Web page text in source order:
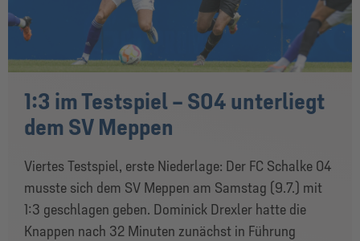
1:3 im Testspiel – S04 unterliegt
dem SV Meppen
Viertes Testspiel, erste Niederlage: Der FC Schalke 04
musste sich dem SV Meppen am Samstag (9.7.) mit
1:3 geschlagen geben. Dominick Drexler hatte die
Knappen nach 32 Minuten zunächst in Führung